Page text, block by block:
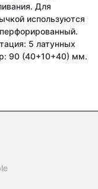
Для
используются
5 латунных
90 (40+10+40) мм.